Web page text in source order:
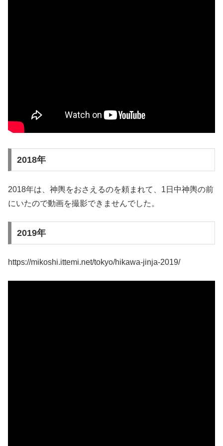
2018年
2018年は、神輿をおさえるのを頼まれて、1日中神輿の前
にいたので動画を撮影できませんでした。
2019年
https://mikoshi.ittemi.net/tokyo/hikawa-jinja-2019/